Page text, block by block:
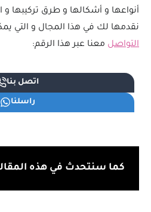
أنواعها و أشكالها و طرق تركيبها و
نقدمها لك في هذا المجال و التي
التواصل معنا عبر هذا الرقم:
اتصل بنا
راسلنا
كما سنتحدث في هذه